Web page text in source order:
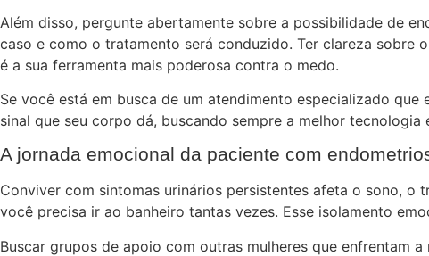
Além disso, pergunte abertamente sobre a possibilidade de
caso e como o tratamento será conduzido. Ter clareza sobre
é a sua ferramenta mais poderosa contra o medo.
Se você está em busca de um atendimento especializado
sinal que seu corpo dá, buscando sempre a melhor
A jornada emocional da paciente com
Conviver com sintomas urinários persistentes afeta o sono, o
você precisa ir ao banheiro tantas vezes. Esse isolamento
Buscar grupos de apoio com outras mulheres que enfrentam